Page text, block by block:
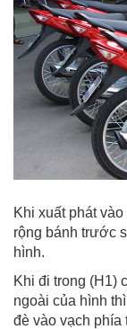
Khi xuất phát
rộng bánh trước
hình.
Khi đi trong (H1)
ngoài của hình
đè vào vạch phía